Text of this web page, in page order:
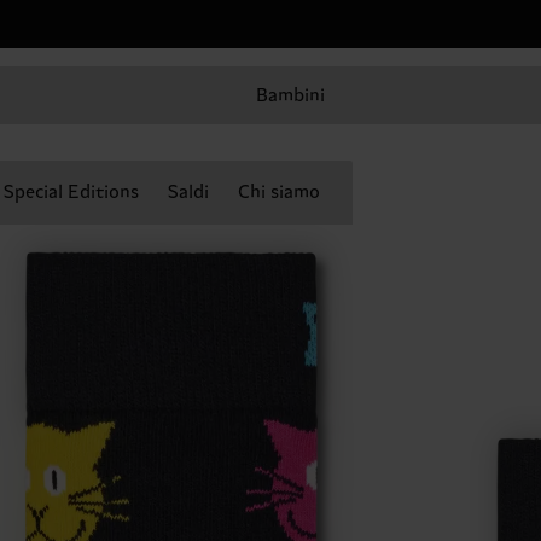
Bambini
Special Editions Saldi Chi siamo